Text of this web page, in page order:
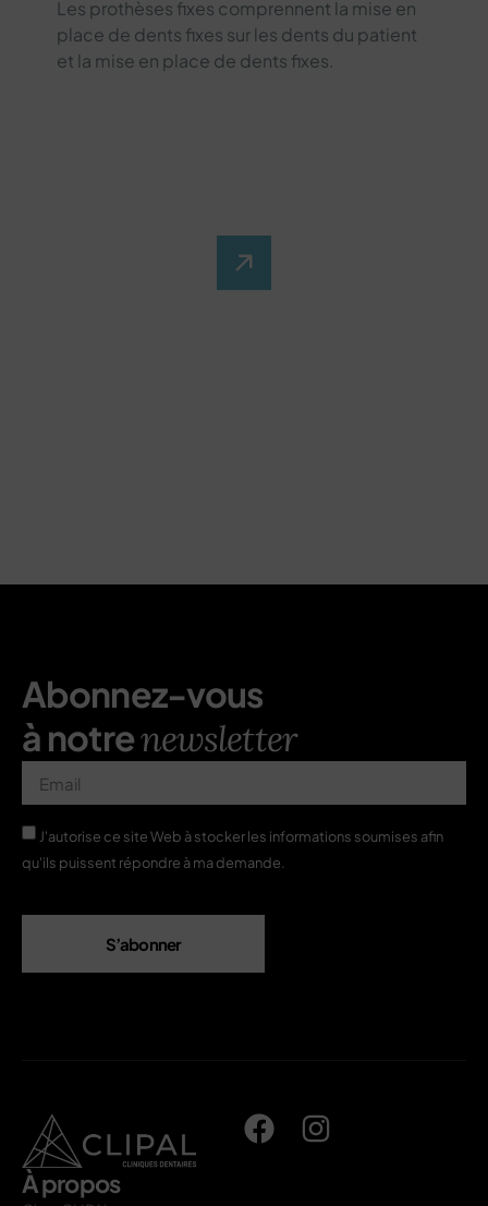
Les prothèses fixes comprennent la mise en
place de dents fixes sur les dents du patient
et la mise en place de dents fixes.
Abonnez-vous
à notrenewsletter
J'autorise ce site Web à stocker les informations soumises afin
qu'ils puissent répondre à ma demande.
S’abonner
À propos